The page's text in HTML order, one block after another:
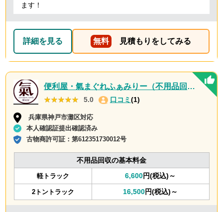
ます！
詳細を見る 無料 見積もりをしてみる
便利屋・氣まぐれふぁみりー（不用品回収・遺品整理・お墓参り代行等、幅広く対応しております）
★★★★★
★★★★★ 5.0 口コミ (1)
兵庫県神戸市灘区対応
本人確認証提出確認済み
古物商許可証：第612351730012号
不用品回収の基本料金
軽トラック 6,600円(税込)～
2トントラック 16,500円(税込)～